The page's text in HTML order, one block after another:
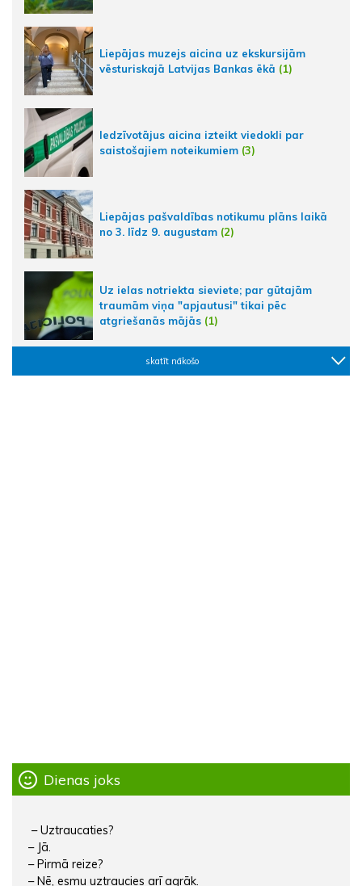
Liepājas muzejs aicina uz ekskursijām
vēsturiskajā Latvijas Bankas ēkā (1)
Iedzīvotājus aicina izteikt viedokli par
saistošajiem noteikumiem (3)
Liepājas pašvaldības notikumu plāns laikā
no 3. līdz 9. augustam (2)
Uz ielas notriekta sieviete; par gūtajām
traumām viņa "apjautusi" tikai pēc
atgriešanās mājās (1)
skatīt nākošo
Dienas joks
– Uztraucaties?
– Jā.
– Pirmā reize?
– Nē, esmu uztraucies arī agrāk.